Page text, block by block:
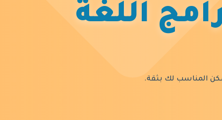
اللغة
المناسب لك بثقة.